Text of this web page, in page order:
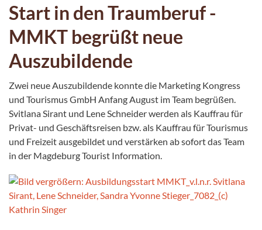
Start in den Traumberuf -
MMKT begrüßt neue
Auszubildende
Zwei neue Auszubildende konnte die Marketing Kongress
und Tourismus GmbH Anfang August im Team begrüßen.
Svitlana Sirant und Lene Schneider werden als Kauffrau für
Privat- und Geschäftsreisen bzw. als Kauffrau für Tourismus
und Freizeit ausgebildet und verstärken ab sofort das Team
in der Magdeburg Tourist Information.